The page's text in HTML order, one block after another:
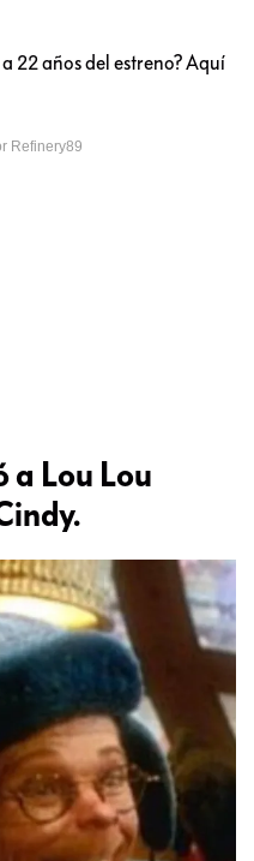
22 años del estreno? Aquí
Refinery89
a Lou Lou